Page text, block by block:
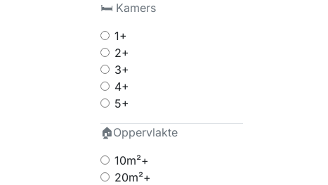
🛏 Kamers
1+
2+
3+
4+
5+
🏠Oppervlakte
10m²+
20m²+